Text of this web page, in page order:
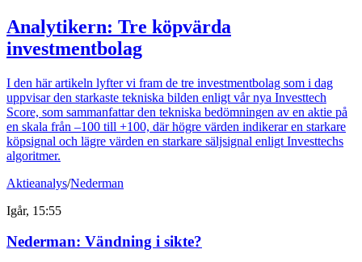
Analytikern: Tre köpvärda
investmentbolag
I den här artikeln lyfter vi fram de tre investmentbolag som i dag
uppvisar den starkaste tekniska bilden enligt vår nya Investtech
Score, som sammanfattar den tekniska bedömningen av en aktie på
en skala från –100 till +100, där högre värden indikerar en starkare
köpsignal och lägre värden en starkare säljsignal enligt Investtechs
algoritmer.
Aktieanalys/Nederman
Igår, 15:55
Nederman: Vändning i sikte?